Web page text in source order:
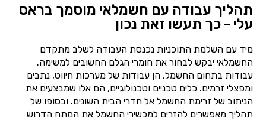
תהליך עבודה עם חשמלאי מוסמך בראס
עלי - כך תעשו זאת נכון
מיד עם השלמת התוכניות נכנסת העבודה לשלב מתקדם
החשמלאי יבקש לבחור את חומרי הגלם החשובים למשימה.
עבודות בתחום החשמל, הן עבודות של מערכות חיווט, נתבים
ומפצלי זרמים. כלים טכניים וטכנולוגיים, הם אלו שמבצעים את
הניתוב של זרימת החשמל אל חדרי הבית השונים. ובסופו של
תהליך מאפשרים להזרים למכשירי החשמל את המתח הדרוש